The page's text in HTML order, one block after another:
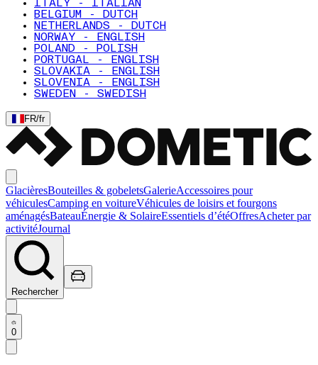
ITALY - ITALIAN
BELGIUM - DUTCH
NETHERLANDS - DUTCH
NORWAY - ENGLISH
POLAND - POLISH
PORTUGAL - ENGLISH
SLOVAKIA - ENGLISH
SLOVENIA - ENGLISH
SWEDEN - SWEDISH
FR/fr
GlacièresBouteilles & gobeletsGalerieAccessoires pour
véhiculesCamping en voitureVéhicules de loisirs et fourgons
aménagésBateauÉnergie & SolaireEssentiels d’étéOffresAcheter par
activitéJournal
Rechercher
0